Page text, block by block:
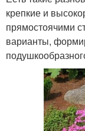
крепкие и
прямостоячими
варианты,